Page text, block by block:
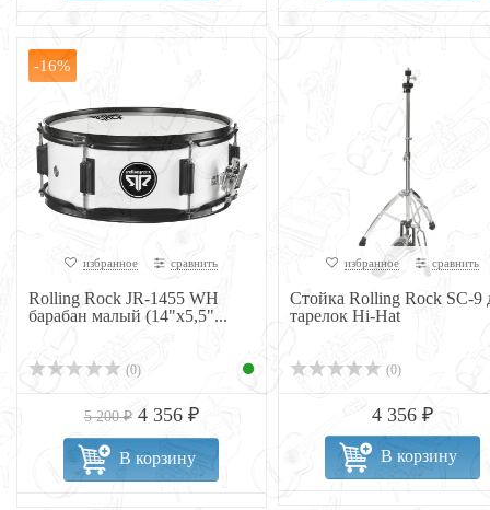
-16%
избранное сравнить
Rolling Rock JR-1455 WH
барабан малый (14"х5,5"...
(0)
5 200 ₽ 4 356 ₽
В корзину
избранное сравнить
Стойка Rolling Rock SC-9
тарелок Hi-Hat
(0)
4 356 ₽
В корзину